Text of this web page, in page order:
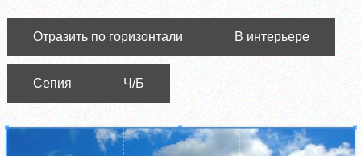
Отразить по горизонтали В интерьере
Сепия Ч/Б